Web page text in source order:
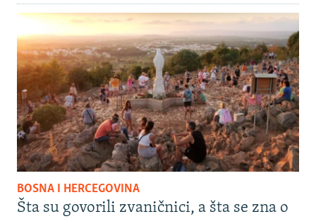
BOSNA I HERCEGOVINA
Šta su govorili zvaničnici, a šta se zna o